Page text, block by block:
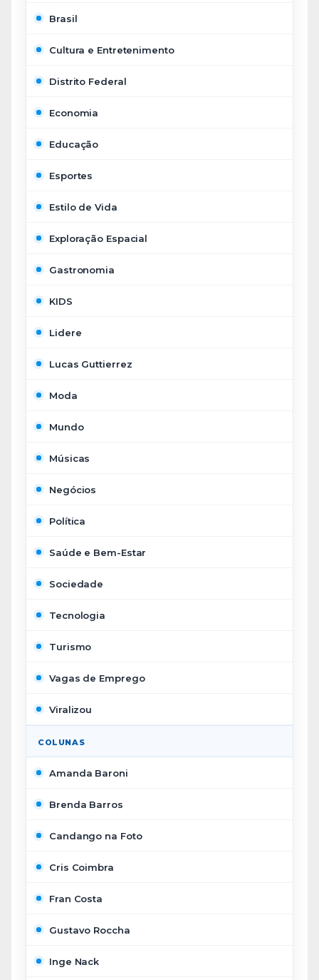
Brasil
Cultura e Entretenimento
Distrito Federal
Economia
Educação
Esportes
Estilo de Vida
Exploração Espacial
Gastronomia
KIDS
Lidere
Lucas Guttierrez
Moda
Mundo
Músicas
Negócios
Política
Saúde e Bem-Estar
Sociedade
Tecnologia
Turismo
Vagas de Emprego
Viralizou
COLUNAS
Amanda Baroni
Brenda Barros
Candango na Foto
Cris Coimbra
Fran Costa
Gustavo Roccha
Inge Nack